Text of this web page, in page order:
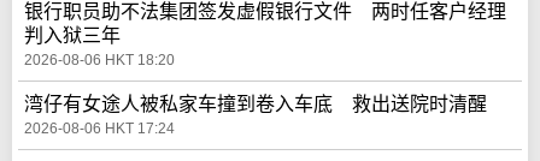
银行职员助不法集团签发虚假银行文件 两时任客户经理
判入狱三年
2026-08-06 HKT 18:20
湾仔有女途人被私家车撞到卷入车底 救出送院时清醒
2026-08-06 HKT 17:24